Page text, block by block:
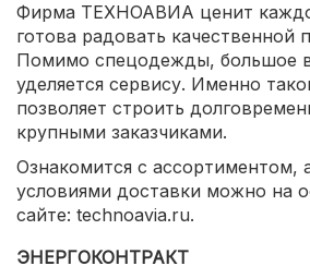
Фирма ТЕХНОАВИА ценит
готова радовать качественной
Помимо спецодежды, большое
уделяется сервису. Именно
позволяет строить
крупными заказчиками.
Ознакомится с ассортиментом,
условиями доставки можно на
сайте: technoavia.ru.
ЭНЕРГОКОНТРАКТ